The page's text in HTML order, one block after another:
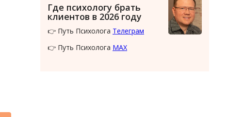
Где психологу брать
клиентов в 2026 году
👉 Путь Психолога Телеграм
👉 Путь Психолога MAX